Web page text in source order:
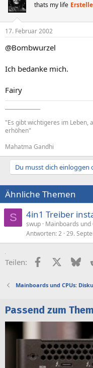
thats my life
17. Februar 2002
@Bombwurzel
Ich bedanke mich.
Fairy
"Es gibt wichtigeres im Leben,
erhöhen"
Mahatma Gandhi
Du musst dich
Ähnliche Themen
S 4in1 Treiber
swup Mainboards und
Antworten 2 29.
Teilen: Facebook
X
Mainboards und CPUs:
Passend zum